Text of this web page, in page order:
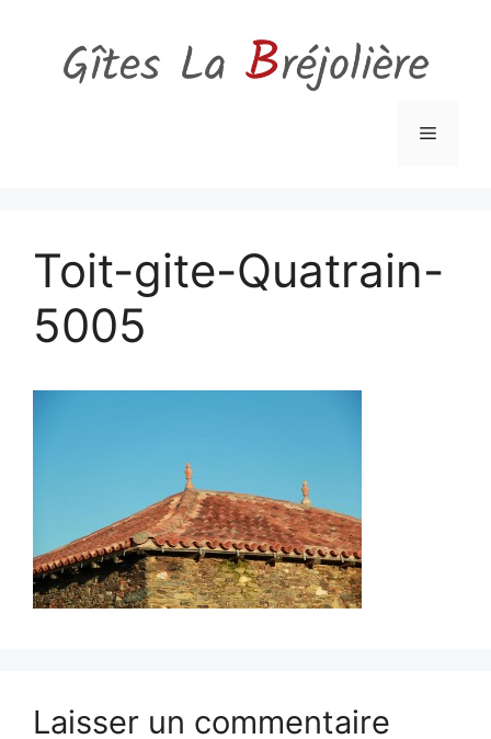
contenu
Menu
Toit-gite-Quatrain-
5005
Laisser un commentaire